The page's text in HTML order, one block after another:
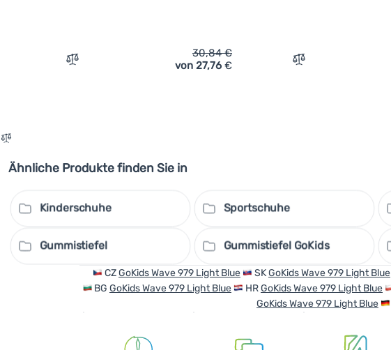
Vergleichen
30,84€
von 27,76 € Vergleichen
Ähnliche Produkte finden Sie in
Kinderschuhe Sportschuhe
Gummistiefel Gummistiefel GoKids
CZGoKids Wave 979 Light Blue SKGoKids Wave 979 Light Blue
BG GoKids Wave 979 Light Blue HRGoKids Wave 979 Light Blue
GoKids Wave 979 Light Blue